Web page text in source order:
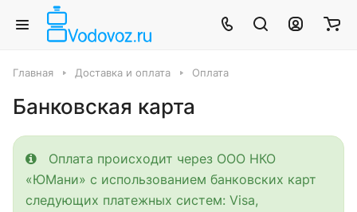
Главная Доставка и оплата Оплата
Банковская карта
Оплата происходит через ООО НКО
«ЮМани» с использованием банковских карт
следующих платежных систем: Visa,